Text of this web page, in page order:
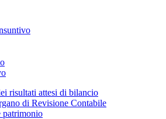
risultati attesi di bilancio
di Revisione Contabile
patrimonio